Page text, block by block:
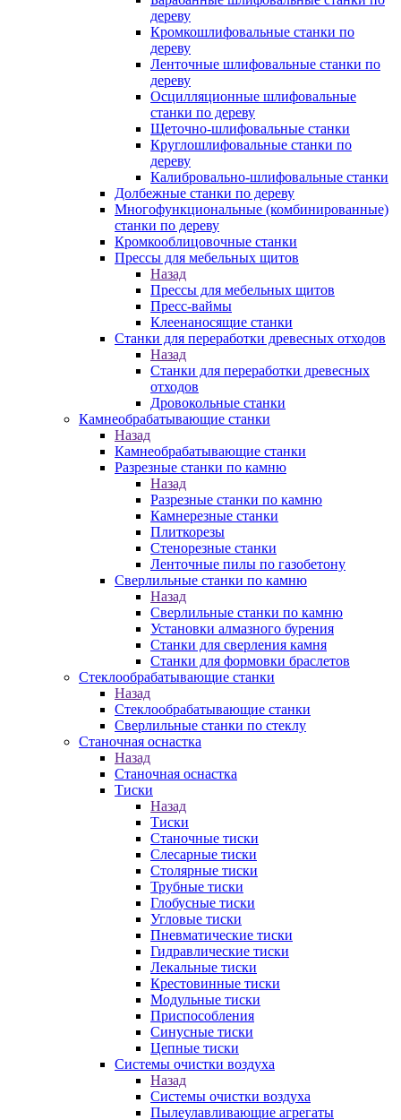
дереву
Кромкошлифовальные станки по
дереву
Ленточные шлифовальные станки по
дереву
Осцилляционные шлифовальные
станки по дереву
Щеточно-шлифовальные станки
Круглошлифовальные станки по
дереву
Калибровально-шлифовальные станки
Долбежные станки по дереву
Многофункциональные (комбинированные)
станки по дереву
Кромкооблицовочные станки
Прессы для мебельных щитов
Назад
Прессы для мебельных щитов
Пресс-ваймы
Клеенаносящие станки
Станки для переработки древесных отходов
Назад
Станки для переработки древесных
отходов
Дровокольные станки
Камнеобрабатывающие станки
Назад
Камнеобрабатывающие станки
Разрезные станки по камню
Назад
Разрезные станки по камню
Камнерезные станки
Плиткорезы
Стенорезные станки
Ленточные пилы по газобетону
Сверлильные станки по камню
Назад
Сверлильные станки по камню
Установки алмазного бурения
Станки для сверления камня
Станки для формовки браслетов
Стеклообрабатывающие станки
Назад
Стеклообрабатывающие станки
Сверлильные станки по стеклу
Станочная оснастка
Назад
Станочная оснастка
Тиски
Назад
Тиски
Станочные тиски
Слесарные тиски
Столярные тиски
Трубные тиски
Глобусные тиски
Угловые тиски
Пневматические тиски
Гидравлические тиски
Лекальные тиски
Крестовинные тиски
Модульные тиски
Приспособления
Синусные тиски
Цепные тиски
Системы очистки воздуха
Назад
Системы очистки воздуха
Пылеулавливающие агрегаты